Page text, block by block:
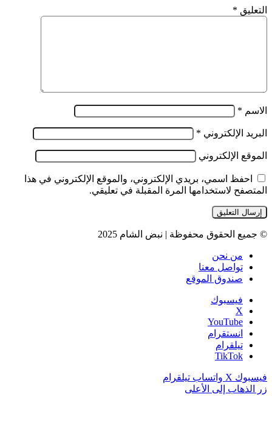
التعليق *
الاسم *
البريد الإلكتروني *
الموقع الإلكتروني
احفظ اسمي، بريدي الإلكتروني، والموقع الإلكتروني في هذا
المتصفح لاستخدامها المرة المقبلة في تعليقي.
© جميع الحقوق محفوظة | نبض الشام 2025
من نحن
تواصل معنا
صندوق الموقع
فيسبوك
‫X
‫YouTube
انستقرام
تيلقرام
‫TikTok
فيسبوك ‫X واتساب تيلقرام
زر الذهاب إلى الأعلى